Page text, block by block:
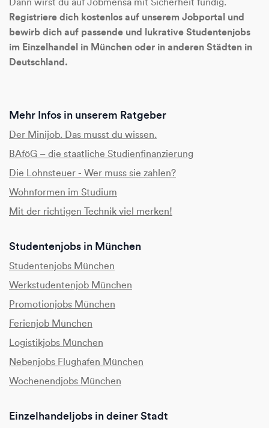
Registriere dich kostenlos auf unserem Jobportal und
bewirb dich auf passende und lukrative Studentenjobs
im Einzelhandel in München oder in anderen Städten in
Deutschland.
Mehr Infos in unserem Ratgeber
Der Minijob. Das musst du wissen.
BAföG – die staatliche Studienfinanzierung
Die Lohnsteuer - Wer muss sie zahlen?
Wohnformen im Studium
Mit der richtigen Technik viel merken!
Studentenjobs in München
Studentenjobs München
Werkstudentenjob München
Promotionjobs München
Ferienjob München
Logistikjobs München
Nebenjobs Flughafen München
Wochenendjobs München
Einzelhandeljobs in deiner Stadt